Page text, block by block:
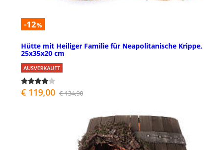
-12%
Hütte mit Heiliger Familie für Neapolitanische Krippe,
25x35x20 cm
AUSVERKAUFT
€ 119,00 € 134,90